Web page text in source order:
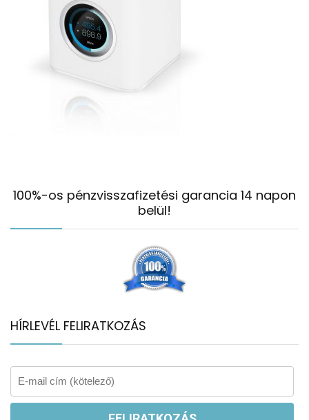
100%-os pénzvisszafizetési garancia 14 napon
belül!
HÍRLEVÉL FELIRATKOZÁS